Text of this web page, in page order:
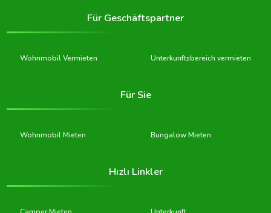
Für Geschäftspartner
Wohnmobil Vermieten Unterkunftsbereich vermieten
Für Sie
Wohnmobil Mieten Bungalow Mieten
Hızlı Linkler